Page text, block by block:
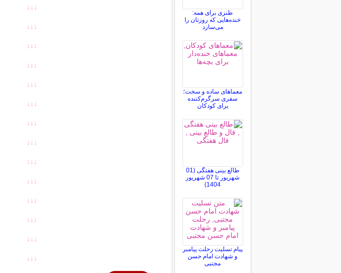
↓↓↓
↓↓
↓
↓↓
↓
↓↓
↓
↓↓
↓
↓↓
↓
↓↓
↓
↓↓
↓
↓↓
↓
↓↓
↓
↓↓
↓
↓↓
↓
↓↓
↓
↓↓
↓
طنزی برای همه:
خنده‌هایی که روزتان را
می‌سازد
معماهای ساده و سخت؛
سفری سرگرم‌کننده
برای کودکان
طالع بینی هفتگی (01
شهریور تا 07 شهریور
1404)
پیام تسلیت رحلت پیامبر
و شهادت امام حسن
مجتبی